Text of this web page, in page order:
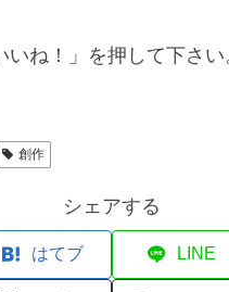
ね！」を押して下さ
創作
シェアする
はてブ LINE